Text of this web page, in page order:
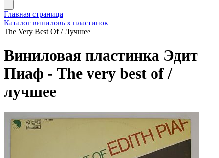
Главная страница
Каталог виниловых пластинок
The Very Best Of / Лучшее
Виниловая пластинка Эдит
Пиаф - The very best of /
лучшее